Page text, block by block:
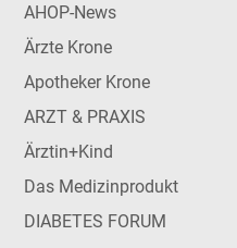
AHOP-News
Ärzte Krone
Apotheker Krone
ARZT & PRAXIS
Ärztin+Kind
Das Medizinprodukt
DIABETES FORUM